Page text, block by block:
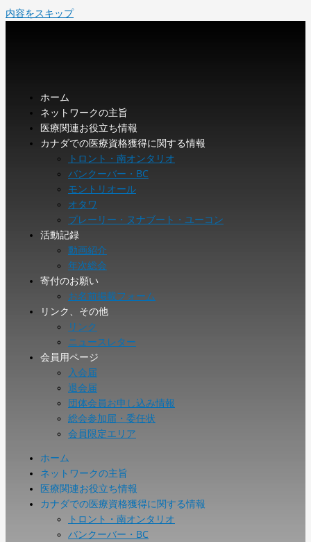
内容をスキップ
ホーム
ネットワークの主旨
医療関連お役立ち情報
カナダでの医療資格獲得に関する情報
トロント・南オンタリオ
バンクーバー・BC
モントリオール
オタワ
プレーリー・ヌナブート・ユーコン
活動記録
動画紹介
年次総会
寄付のお願い
お名前掲載フォーム
リンク、その他
リンク
ニュースレター
会員用ページ
入会届
退会届
団体会員お申し込み情報
総会参加届・委任状
会員限定エリア
ホーム
ネットワークの主旨
医療関連お役立ち情報
カナダでの医療資格獲得に関する情報
トロント・南オンタリオ
バンクーバー・BC